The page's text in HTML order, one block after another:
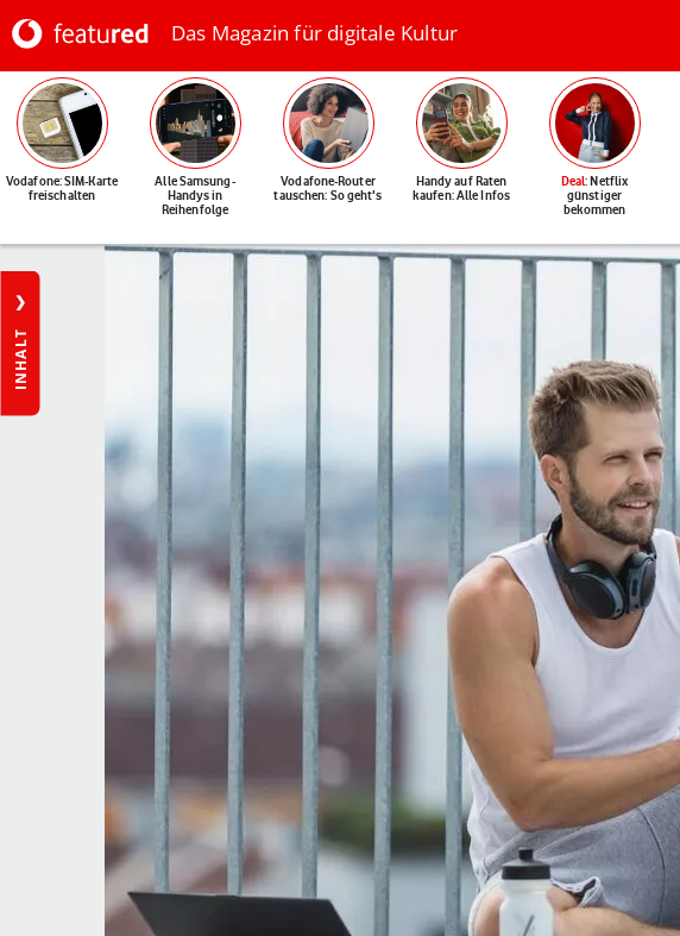
Das Magazin für digitale Kultur
Vodafone: SIM-Karte
freischalten
Alle Samsung-
Handys in
Reihenfolge
Vodafone-Router
tauschen: So geht's
Handy auf Raten
kaufen: Alle Infos
Deal: Netflix
günstiger
bekommen
INHALT